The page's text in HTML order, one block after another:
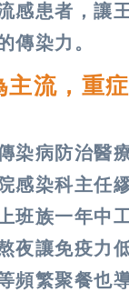
感患者，讓
傳染力。
主流，重
染病防治醫
感染科主任
班族一年中
夜讓免疫力
頻繁聚餐也